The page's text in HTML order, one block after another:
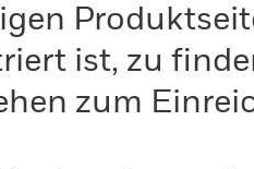
ist, zu
zum